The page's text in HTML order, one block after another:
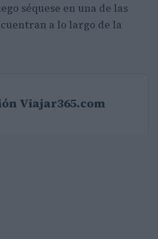
séquese en una de las
a lo largo de la
Viajar365.com